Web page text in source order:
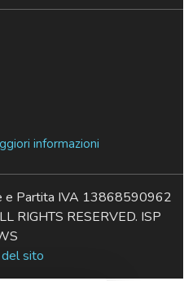
informazioni
e Partita IVA 13868590962
RESERVED. ISP
sito